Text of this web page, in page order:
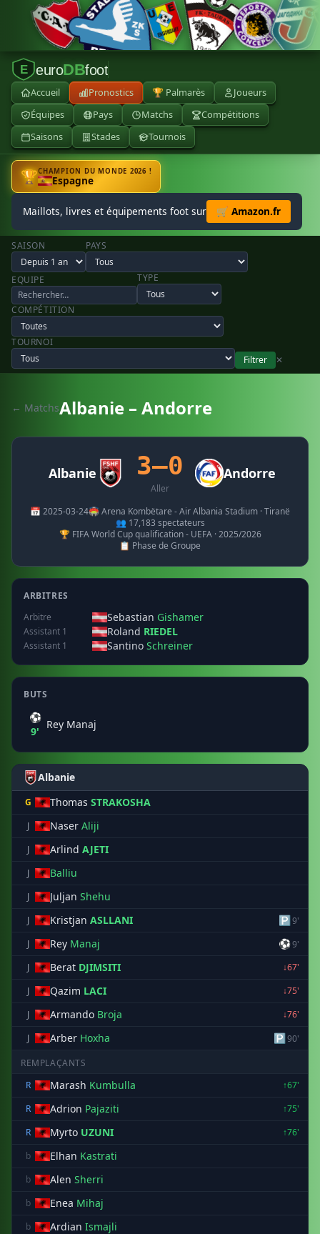
E euroDBfoot
Accueil Pronostics 🏆 Palmarès
Joueurs
Équipes
Pays Matchs
Compétitions
Saisons
Stades Tournois
🏆CHAMPION DU MONDE 2026 !
Espagne
Maillots, livres et équipements foot sur 🛒 Amazon.fr
SAISON PAYS
EQUIPE TYPE
COMPÉTITION
TOURNOI
Filtrer
✕
← MatchsAlbanie – Andorre
Albanie 3–0
Aller
Andorre
📅 2025-03-24🏟️ Arena Kombëtare - Air Albania Stadium · Tiranë
👥 17,183 spectateurs
🏆 FIFA World Cup qualification - UEFA · 2025/2026
📋 Phase de Groupe
ARBITRES
Arbitre
Sebastian Gishamer
Assistant 1 Roland RIEDEL
Assistant 1 Santino Schreiner
BUTS
⚽
9'
Rey Manaj
Albanie
G Thomas STRAKOSHA
J Naser Aliji
J Arlind AJETI
J Balliu
J Juljan Shehu
J Kristjan ASLLANI 🅿9'
J
Rey Manaj ⚽9'
J
Berat DJIMSITI
↓67'
J
Qazim LACI
↓75'
J
Armando Broja
↓76'
J
Arber Hoxha 🅿90'
REMPLAÇANTS
R
Marash Kumbulla
↑67'
R
Adrion Pajaziti
↑75'
R
Myrto UZUNI
↑76'
b
Elhan Kastrati
b Alen Sherri
b Enea Mihaj
b Ardian Ismajli